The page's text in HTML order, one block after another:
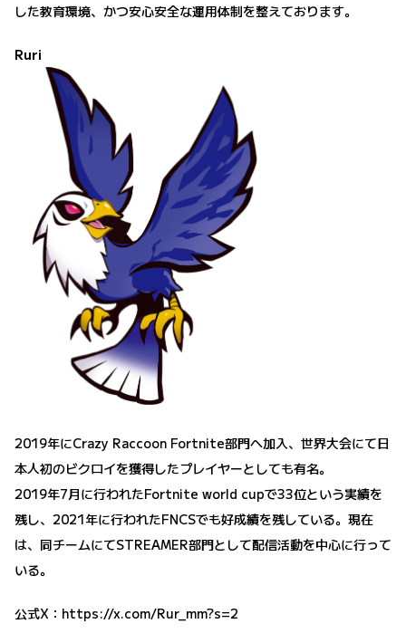
した教育環境、かつ安心安全な運用体制を整えております。
Ruri
2019年にCrazy Raccoon Fortnite部門へ加入、世界大会にて日
本人初のビクロイを獲得したプレイヤーとしても有名。
2019年7月に行われたFortnite world cupで33位という実績を
残し、2021年に行われたFNCSでも好成績を残している。現在
は、同チームにてSTREAMER部門として配信活動を中心に行って
いる。
公式X： https://x.com/Rur_mm?s=2